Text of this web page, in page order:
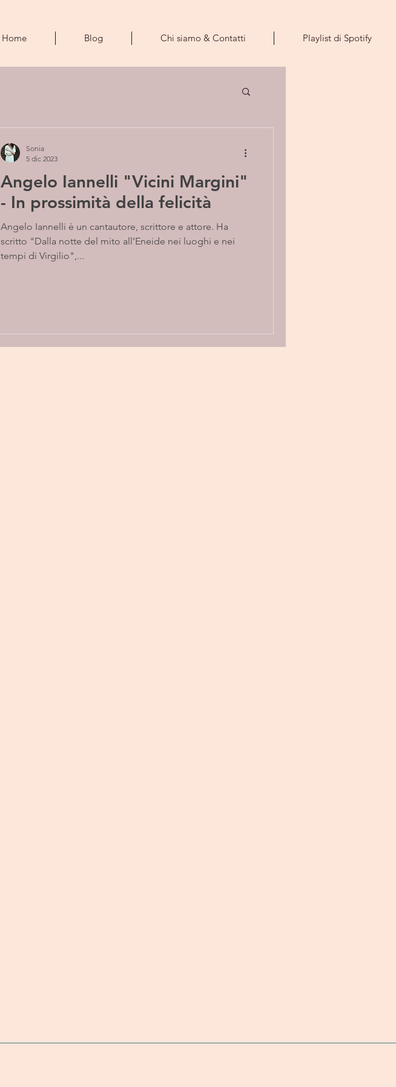
Home Blog Chi siamo & Contatti Playlist di Spotify
Angelo Iannelli "Vicini Margini"
- In prossimità della felicità
Angelo Iannelli è un cantautore, scrittore e attore. Ha
scritto "Dalla notte del mito all’Eneide nei luoghi e nei
tempi di Virgilio",...
Sonia
5 dic 2023